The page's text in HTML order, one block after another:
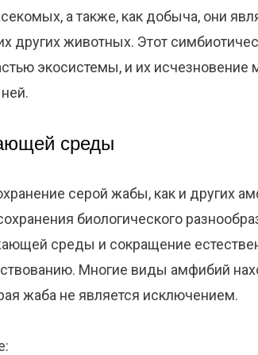
а также, как добыча, они
других животных. Этот
экосистемы, и их исчезновение
среды
серой жабы, как и других
биологического
среды и сокращение
Многие виды амфибий
жаба не является исключением.